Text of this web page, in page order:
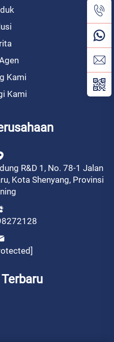
Kami
Kami
R&D 1, No. 78-1 Jalan
Kota Shenyang, Provinsi